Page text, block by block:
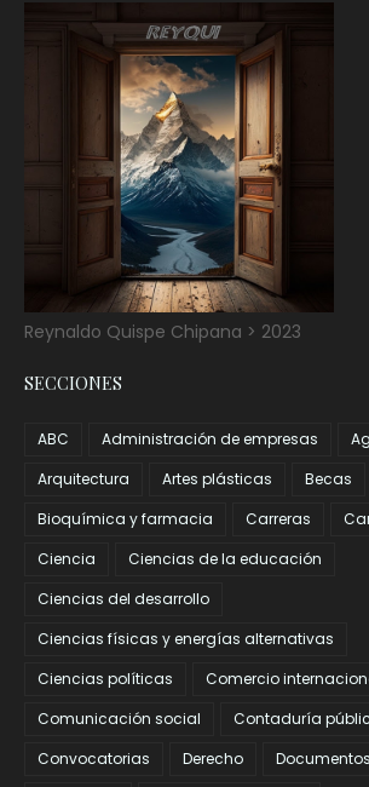
Reynaldo Quispe Chipana > 2023
SECCIONES
ABC Administración de empresas
Arquitectura
Artes plásticas Becas
Bioquímica y farmacia
Carreras
Ciencia
Ciencias de la educación
Ciencias del desarrollo
Ciencias físicas y energías alternativas
Ciencias políticas
Comercio
Comunicación social
Contaduría
Convocatorias
Derecho Documentos